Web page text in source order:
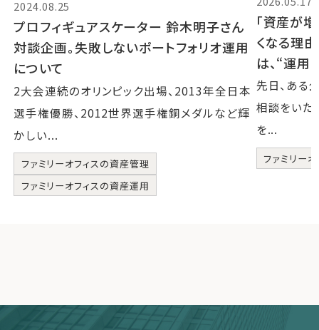
2024.08.25
プロフィギュアスケーター 鈴木明子さん
対談企画。失敗しないポートフォリオ運用
について
2大会連続のオリンピック出場、2013年全日本
選手権優勝、2012世界選手権銅メダルなど輝
かしい...
ファミリーオフィスの資産管理
ファミリーオフィスの資産運用
「資産が
くなる理
は、“運用
先日、ある
相談をいた
を...
ファミリー